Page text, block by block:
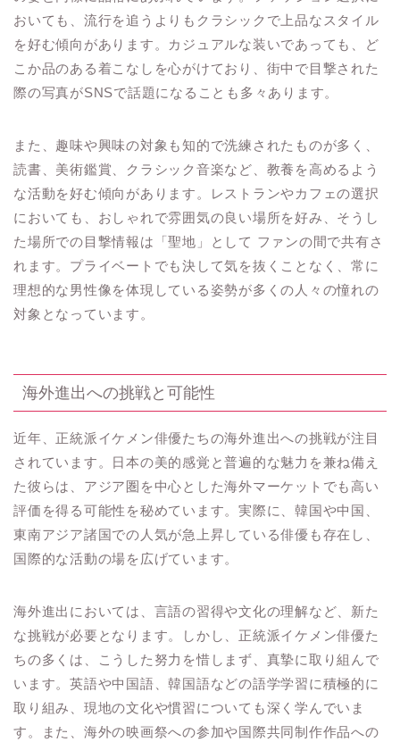
おいても、流行を追うよりもクラシックで上品なスタイル
を好む傾向があります。カジュアルな装いであっても、ど
こか品のある着こなしを心がけており、街中で目撃された
際の写真がSNSで話題になることも多々あります。
また、趣味や興味の対象も知的で洗練されたものが多く、
読書、美術鑑賞、クラシック音楽など、教養を高めるよう
な活動を好む傾向があります。レストランやカフェの選択
においても、おしゃれで雰囲気の良い場所を好み、そうし
た場所での目撃情報は「聖地」として ファンの間で共有さ
れます。プライベートでも決して気を抜くことなく、常に
理想的な男性像を体現している姿勢が多くの人々の憧れの
対象となっています。
海外進出への挑戦と可能性
近年、正統派イケメン俳優たちの海外進出への挑戦が注目
されています。日本の美的感覚と普遍的な魅力を兼ね備え
た彼らは、アジア圏を中心とした海外マーケットでも高い
評価を得る可能性を秘めています。実際に、韓国や中国、
東南アジア諸国での人気が急上昇している俳優も存在し、
国際的な活動の場を広げています。
海外進出においては、言語の習得や文化の理解など、新た
な挑戦が必要となります。しかし、正統派イケメン俳優た
ちの多くは、こうした努力を惜しまず、真摯に取り組んで
います。英語や中国語、韓国語などの語学学習に積極的に
取り組み、現地の文化や慣習についても深く学んでいま
す。また、海外の映画祭への参加や国際共同制作作品への